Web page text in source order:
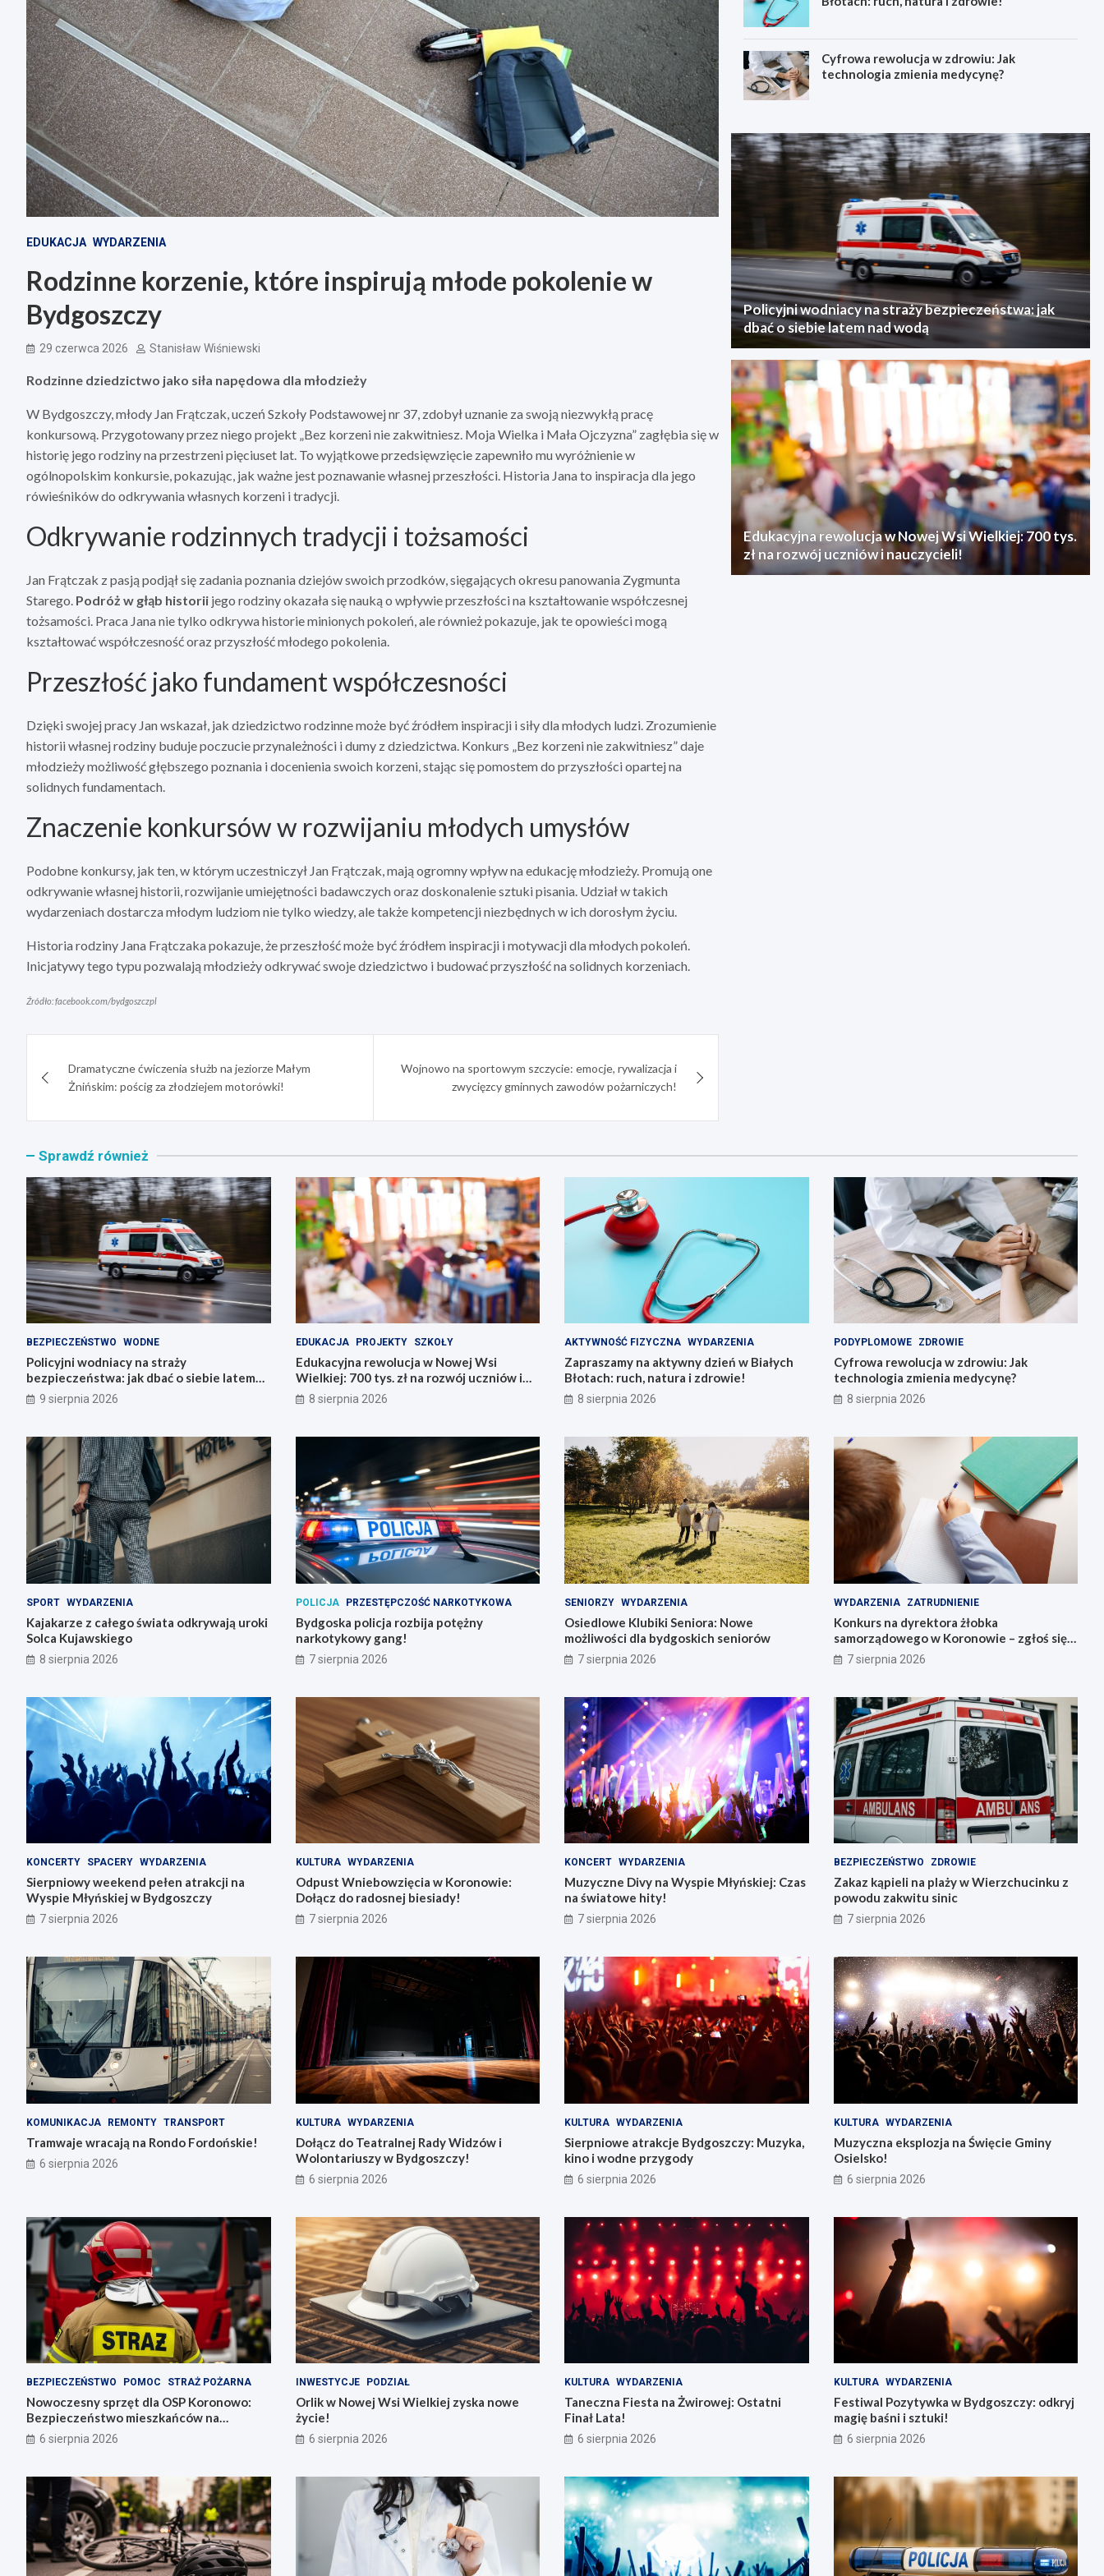
EDUKACJA WYDARZENIA
Rodzinne korzenie, które inspirują młode pokolenie w
Bydgoszczy
29 czerwca 2026 Stanisław Wiśniewski
Rodzinne dziedzictwo jako siła napędowa dla młodzieży
W Bydgoszczy, młody Jan Frątczak, uczeń Szkoły Podstawowej nr 37, zdobył uznanie za swoją niezwykłą pracę
konkursową. Przygotowany przez niego projekt „Bez korzeni nie zakwitniesz. Moja Wielka i Mała Ojczyzna” zagłębia się w
historię jego rodziny na przestrzeni pięciuset lat. To wyjątkowe przedsięwzięcie zapewniło mu wyróżnienie w
ogólnopolskim konkursie, pokazując, jak ważne jest poznawanie własnej przeszłości. Historia Jana to inspiracja dla jego
rówieśników do odkrywania własnych korzeni i tradycji.
Odkrywanie rodzinnych tradycji i tożsamości
Jan Frątczak z pasją podjął się zadania poznania dziejów swoich przodków, sięgających okresu panowania Zygmunta
Starego. Podróż w głąb historii jego rodziny okazała się nauką o wpływie przeszłości na kształtowanie współczesnej
tożsamości. Praca Jana nie tylko odkrywa historie minionych pokoleń, ale również pokazuje, jak te opowieści mogą
kształtować współczesność oraz przyszłość młodego pokolenia.
Przeszłość jako fundament współczesności
Dzięki swojej pracy Jan wskazał, jak dziedzictwo rodzinne może być źródłem inspiracji i siły dla młodych ludzi. Zrozumienie
historii własnej rodziny buduje poczucie przynależności i dumy z dziedzictwa. Konkurs „Bez korzeni nie zakwitniesz” daje
młodzieży możliwość głębszego poznania i docenienia swoich korzeni, stając się pomostem do przyszłości opartej na
solidnych fundamentach.
Znaczenie konkursów w rozwijaniu młodych umysłów
Podobne konkursy, jak ten, w którym uczestniczył Jan Frątczak, mają ogromny wpływ na edukację młodzieży. Promują one
odkrywanie własnej historii, rozwijanie umiejętności badawczych oraz doskonalenie sztuki pisania. Udział w takich
wydarzeniach dostarcza młodym ludziom nie tylko wiedzy, ale także kompetencji niezbędnych w ich dorosłym życiu.
Historia rodziny Jana Frątczaka pokazuje, że przeszłość może być źródłem inspiracji i motywacji dla młodych pokoleń.
Inicjatywy tego typu pozwalają młodzieży odkrywać swoje dziedzictwo i budować przyszłość na solidnych korzeniach.
Źródło: facebook.com/bydgoszczpl
wpisuDramatyczne ćwiczenia służb na jeziorze Małym
Żnińskim: pościg za złodziejem motorówki!
Wojnowo na sportowym szczycie: emocje, rywalizacja i
zwycięzcy gminnych zawodów pożarniczych!
Cyfrowa rewolucja w zdrowiu: Jak
technologia zmienia medycynę?
Policyjni wodniacy na straży bezpieczeństwa: jak
dbać o siebie latem nad wodą
Edukacyjna rewolucja w Nowej Wsi Wielkiej: 700 tys.
zł na rozwój uczniów i nauczycieli!
Sprawdź również
BEZPIECZEŃSTWO WODNE
Policyjni wodniacy na straży
bezpieczeństwa: jak dbać o siebie latem
nad wodą
9 sierpnia 2026
EDUKACJA PROJEKTY SZKOŁY
Edukacyjna rewolucja w Nowej Wsi
Wielkiej: 700 tys. zł na rozwój uczniów i
nauczycieli!
8 sierpnia 2026
AKTYWNOŚĆ FIZYCZNA WYDARZENIA
Zapraszamy na aktywny dzień w Białych
Błotach: ruch, natura i zdrowie!
8 sierpnia 2026
PODYPLOMOWE ZDROWIE
Cyfrowa rewolucja w zdrowiu: Jak
technologia zmienia medycynę?
8 sierpnia 2026
SPORT WYDARZENIA
Kajakarze z całego świata odkrywają uroki
Solca Kujawskiego
8 sierpnia 2026
POLICJA PRZESTĘPCZOŚĆ NARKOTYKOWA
Bydgoska policja rozbija potężny
narkotykowy gang!
7 sierpnia 2026
SENIORZY WYDARZENIA
Osiedlowe Klubiki Seniora: Nowe
możliwości dla bydgoskich seniorów
7 sierpnia 2026
WYDARZENIA ZATRUDNIENIE
Konkurs na dyrektora żłobka
samorządowego w Koronowie – zgłoś się
już dziś!
7 sierpnia 2026
KONCERTY SPACERY WYDARZENIA
Sierpniowy weekend pełen atrakcji na
Wyspie Młyńskiej w Bydgoszczy
7 sierpnia 2026
KULTURA WYDARZENIA
Odpust Wniebowzięcia w Koronowie:
Dołącz do radosnej biesiady!
7 sierpnia 2026
KONCERT WYDARZENIA
Muzyczne Divy na Wyspie Młyńskiej: Czas
na światowe hity!
7 sierpnia 2026
BEZPIECZEŃSTWO ZDROWIE
Zakaz kąpieli na plaży w Wierzchucinku z
powodu zakwitu sinic
7 sierpnia 2026
KOMUNIKACJA REMONTY TRANSPORT
Tramwaje wracają na Rondo Fordońskie!
6 sierpnia 2026
KULTURA WYDARZENIA
Dołącz do Teatralnej Rady Widzów i
Wolontariuszy w Bydgoszczy!
6 sierpnia 2026
KULTURA WYDARZENIA
Sierpniowe atrakcje Bydgoszczy: Muzyka,
kino i wodne przygody
6 sierpnia 2026
KULTURA WYDARZENIA
Muzyczna eksplozja na Święcie Gminy
Osielsko!
6 sierpnia 2026
BEZPIECZEŃSTWO POMOC STRAŻ POŻARNA
Nowoczesny sprzęt dla OSP Koronowo:
Bezpieczeństwo mieszkańców na
pierwszym miejscu!
6 sierpnia 2026
INWESTYCJE PODZIAŁ
Orlik w Nowej Wsi Wielkiej zyska nowe
życie!
6 sierpnia 2026
KULTURA WYDARZENIA
Taneczna Fiesta na Żwirowej: Ostatni
Finał Lata!
6 sierpnia 2026
KULTURA WYDARZENIA
Festiwal Pozytywka w Bydgoszczy: odkryj
magię baśni i sztuki!
6 sierpnia 2026